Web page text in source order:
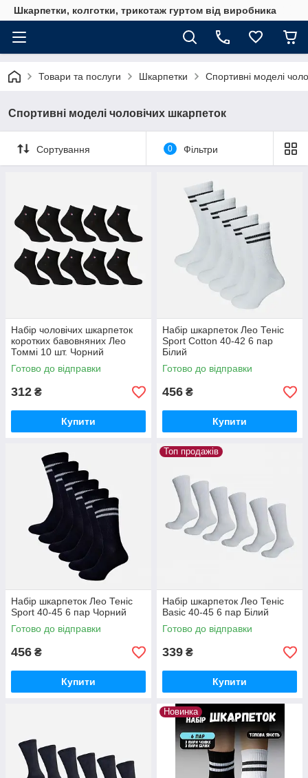
Шкарпетки, колготки, трикотаж гуртом від виробника
Товари та послуги Шкарпетки Спортивні моделі
Спортивні моделі чоловічих шкарпеток
Сортування 0 Фільтри
Набір чоловічих шкарпеток
коротких бавовняних Лео
Томмі 10 шт. Чорний
Готово до відправки
312 ₴
Купити
Набір шкарпеток Лео Теніс
Sport Cotton 40-42 6 пар
Білий
Готово до відправки
456 ₴
Купити
Набір шкарпеток Лео Теніс
Sport 40-45 6 пар Чорний
Готово до відправки
456 ₴
Купити
Топ продажів
Набір шкарпеток Лео Теніс
Basic 40-45 6 пар Білий
Готово до відправки
339 ₴
Купити
Новинка